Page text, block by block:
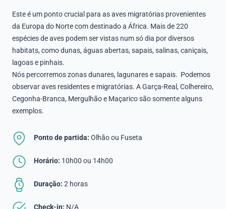
Este é um ponto crucial para as aves migratórias provenientes
da Europa do Norte com destinado a África. Mais de 220
espécies de aves podem ser vistas num só dia por diversos
habitats, como dunas, águas abertas, sapais, salinas, caniçais,
lagoas e pinhais.
Nós percorremos zonas dunares, lagunares e sapais. Podemos
observar aves residentes e migratórias. A Garça-Real, Colhereiro,
Cegonha-Branca, Mergulhão e Maçarico são somente alguns
exemplos.
Ponto de partida: Olhão ou Fuseta
Horário: 10h00 ou 14h00
Duração: 2 horas
Check-in: N/A